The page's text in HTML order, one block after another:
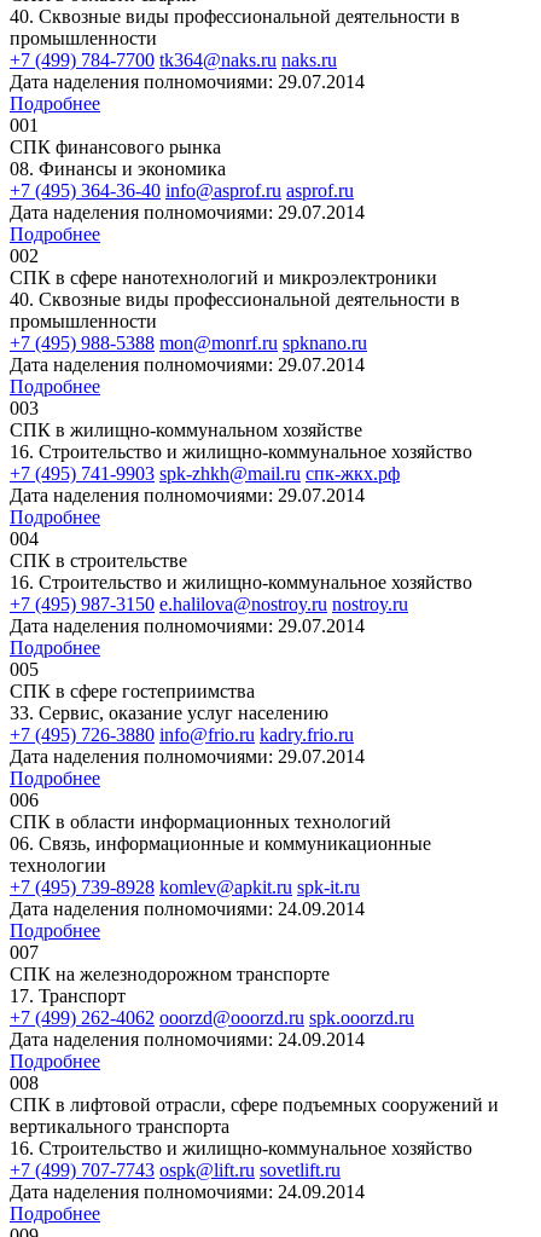
40. Сквозные виды профессиональной деятельности в
промышленности
+7 (499) 784-7700 tk364@naks.ru naks.ru
Дата наделения полномочиями: 29.07.2014
Подробнее
001
СПК финансового рынка
08. Финансы и экономика
+7 (495) 364-36-40 info@asprof.ru asprof.ru
Дата наделения полномочиями: 29.07.2014
Подробнее
002
СПК в сфере нанотехнологий и микроэлектроники
40. Сквозные виды профессиональной деятельности в
промышленности
+7 (495) 988-5388 mon@monrf.ru spknano.ru
Дата наделения полномочиями: 29.07.2014
Подробнее
003
СПК в жилищно-коммунальном хозяйстве
16. Строительство и жилищно-коммунальное хозяйство
+7 (495) 741-9903 spk-zhkh@mail.ru спк-жкх.рф
Дата наделения полномочиями: 29.07.2014
Подробнее
004
СПК в строительстве
16. Строительство и жилищно-коммунальное хозяйство
+7 (495) 987-3150 e.halilova@nostroy.ru nostroy.ru
Дата наделения полномочиями: 29.07.2014
Подробнее
005
СПК в сфере гостеприимства
33. Сервис, оказание услуг населению
+7 (495) 726-3880 info@frio.ru kadry.frio.ru
Дата наделения полномочиями: 29.07.2014
Подробнее
006
СПК в области информационных технологий
06. Связь, информационные и коммуникационные
технологии
+7 (495) 739-8928 komlev@apkit.ru spk-it.ru
Дата наделения полномочиями: 24.09.2014
Подробнее
007
СПК на железнодорожном транспорте
17. Транспорт
+7 (499) 262-4062 ooorzd@ooorzd.ru spk.ooorzd.ru
Дата наделения полномочиями: 24.09.2014
Подробнее
008
СПК в лифтовой отрасли, сфере подъемных сооружений и
вертикального транспорта
16. Строительство и жилищно-коммунальное хозяйство
+7 (499) 707-7743 ospk@lift.ru sovetlift.ru
Дата наделения полномочиями: 24.09.2014
Подробнее